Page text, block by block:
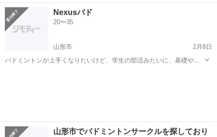
クル内は経験者の参加もあり、途中ランダムペアでダブルス試合もあ
ります！ 自由時間はゆるくラリー続けるくらいの感じでできます🏸 私
はそんなガッツリ派ではなく、運...
山形 バドミントン
Nexusバド
20〜35
山形市
2月8日
バドミントンが上手くなりたいけど、学生の部活みたいに、基礎やノ
山形市でバドミントンサークルを探しており